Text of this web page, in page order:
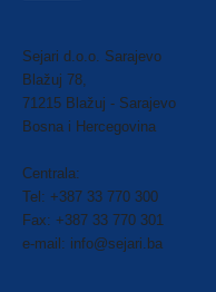
Sejari d.o.o. Sarajevo
Blažuj 78,
71215 Blažuj - Sarajevo
Bosna i Hercegovina
Centrala:
Tel: +387 33 770 300
Fax: +387 33 770 301
e-mail: info@sejari.ba